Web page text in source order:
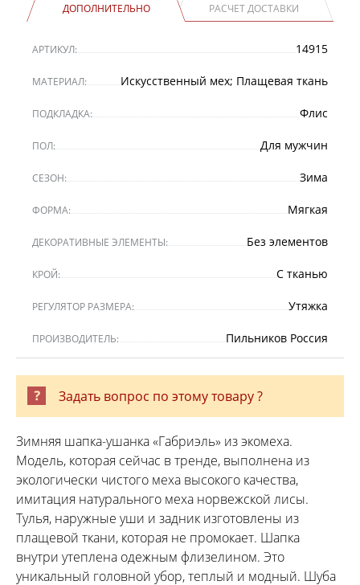
ДОПОЛНИТЕЛЬНО РАСЧЕТ ДОСТАВКИ
АРТИКУЛ: 14915
МАТЕРИАЛ: Искусственный мех; Плащевая ткань
ПОДКЛАДКА: Флис
ПОЛ: Для мужчин
СЕЗОН: Зима
ФОРМА: Мягкая
ДЕКОРАТИВНЫЕ ЭЛЕМЕНТЫ: Без элементов
КРОЙ: С тканью
РЕГУЛЯТОР РАЗМЕРА: Утяжка
ПРОИЗВОДИТЕЛЬ: Пильников Россия
Задать вопрос по этому товару ?
Зимняя шапка-ушанка «Габриэль» из экомеха.
Модель, которая сейчас в тренде, выполнена из
экологически чистого меха высокого качества,
имитация натурального меха норвежской лисы.
Тулья, наружные уши и задник изготовлены из
плащевой ткани, которая не промокает. Шапка
внутри утеплена одежным флизелином. Это
уникальный головной убор, теплый и модный. Шуба